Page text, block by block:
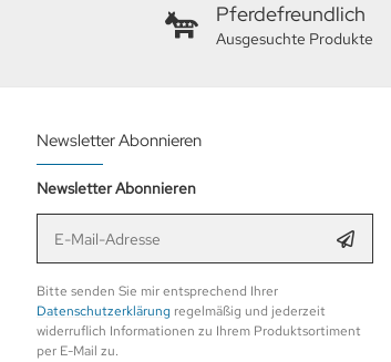
Pferdefreundlich
Ausgesuchte Produkte
Newsletter Abonnieren
Newsletter Abonnieren
Bitte senden Sie mir entsprechend Ihrer
Datenschutzerklärung regelmäßig und jederzeit
widerruflich Informationen zu Ihrem Produktsortiment
per E-Mail zu.